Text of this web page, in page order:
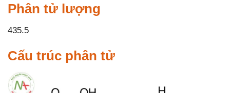
Phân tử lượng
435.5
Cấu trúc phân tử